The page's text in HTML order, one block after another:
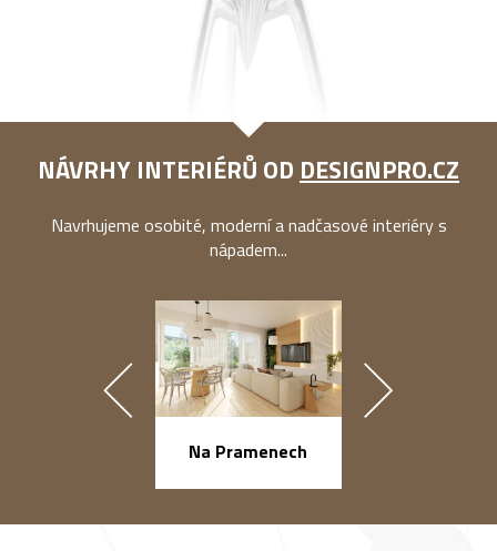
NÁVRHY INTERIÉRŮ OD DESIGNPRO.CZ
Navrhujeme osobité, moderní a nadčasové interiéry s
nápadem...
Na Pramenech